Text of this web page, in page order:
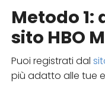
Metodo
sito HBO
Puoi registrati dal
più adatto alle tue